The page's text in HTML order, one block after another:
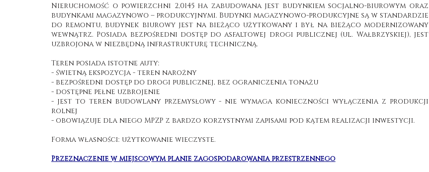
Nieruchomość o powierzchni 2,0145 ha zabudowana jest budynkiem socjalno-biurowym oraz
budynkami magazynowo – produkcyjnymi. Budynki magazynowo-produkcyjne są w standardzie
do remontu, budynek biurowy jest na bieżąco użytkowany i był na bieżąco modernizowany
wewnątrz. Posiada bezpośredni dostęp do asfaltowej drogi publicznej (ul. Wałbrzyskiej), jest
uzbrojona w niezbędną infrastrukturę techniczną.
Teren posiada istotne auty:
- świetną ekspozycja - teren narożny
- bezpośredni dostęp do drogi publicznej, bez ograniczenia tonażu
- dostępne pełne uzbrojenie
- jest to teren budowlany przemysłowy - nie wymaga konieczności wyłączenia z produkcji
rolnej
- obowiązuje dla niego MPZP z bardzo korzystnymi zapisami pod kątem realizacji inwestycji.
Forma własności: użytkowanie wieczyste.
Przeznaczenie w miejscowym planie zagospodarowania przestrzennego